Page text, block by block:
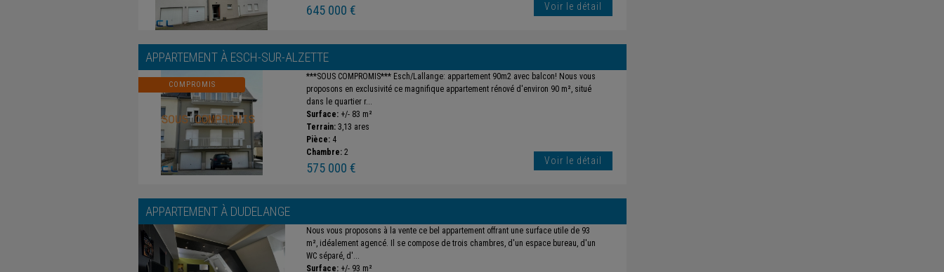
645 000 € Voir le détail
APPARTEMENT À ESCH-SUR-ALZETTE
COMPROMIS
***SOUS COMPROMIS*** Esch/Lallange: appartement 90m2 avec balcon! Nous vous
proposons en exclusivité ce magnifique appartement rénové d'environ 90 m², situé
dans le quartier r...
Surface: +/- 83 m²
Terrain: 3,13 ares
Pièce: 4
Chambre: 2
575 000 € Voir le détail
APPARTEMENT À DUDELANGE
Nous vous proposons à la vente ce bel appartement offrant une surface utile de 93
m², idéalement agencé. Il se compose de trois chambres, d'un espace bureau, d'un
WC séparé, d'...
Surface: +/- 93 m²